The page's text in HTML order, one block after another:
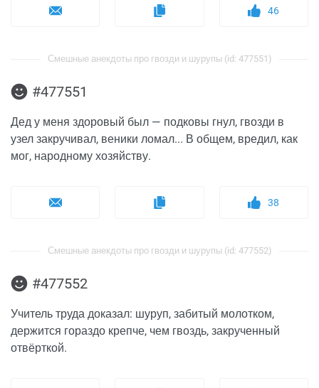
46
Смешные анекдоты про гвозди и шурупы (id: 477551)
#477551
Дед у меня здоровый был — подковы гнул, гвозди в
узел закручивал, веники ломал... В общем, вредил, как
мог, народному хозяйству.
38
Смешные анекдоты про гвозди и шурупы (id: 477552)
#477552
Учитель труда доказал: шуруп, забитый молотком,
держится гораздо крепче, чем гвоздь, закрученный
отвёрткой.